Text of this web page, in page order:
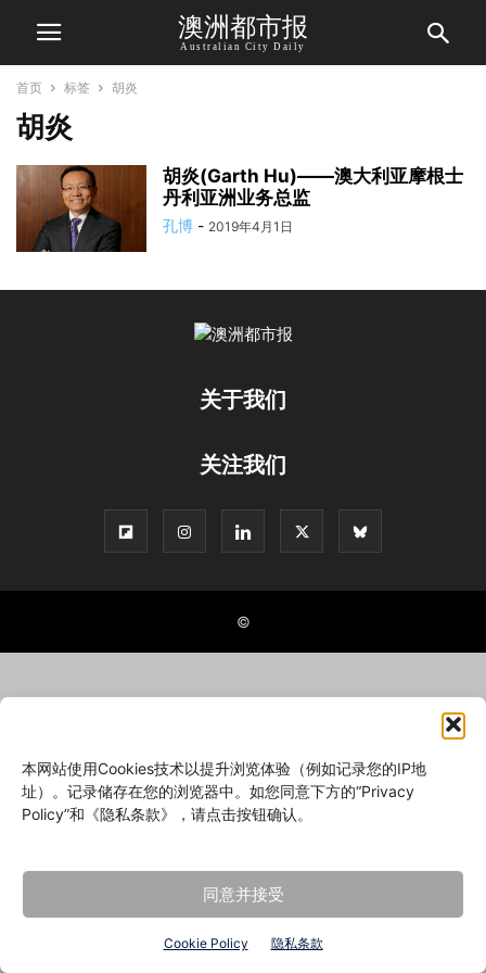
本网站使用Cookies技术以提升浏览体验（例如记录您的IP地
址）。记录储存在您的浏览器中。如您同意下方的“Privacy
Policy”和《隐私条款》，请点击按钮确认。
同意并接受
Cookie Policy 隐私条款
澳洲都市报
Australian City Daily
首页 标签 胡炎
胡炎
胡炎(Garth Hu)——澳大利亚摩根士
丹利亚洲业务总监
孔博 - 2019年4月1日
关于我们
关注我们
©